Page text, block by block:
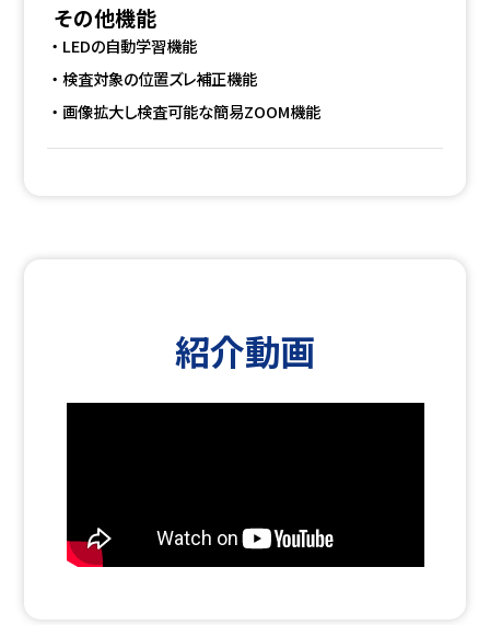
その他機能
LEDの自動学習機能
検査対象の位置ズレ補正機能
画像拡大し検査可能な簡易ZOOM機能
紹介動画